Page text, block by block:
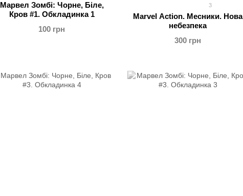
Марвел Зомбі: Чорне, Біле,
Кров #1. Обкладинка 1
100 грн
3
Marvel Action. Месники. Нова
небезпека
300 грн